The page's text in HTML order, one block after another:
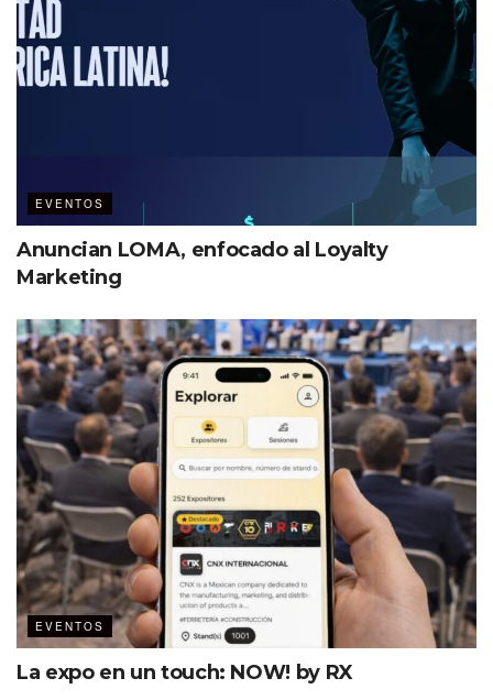
Ver esta publicación en Instagram
En entrevista exclusiva, Juan Enrique Suárez del Real
Tostado, secretario de Turismo de Nayarit, aseguró que
“Gala representa una plataforma clave para acercar a los
hoteleros con compradores internacionales y mostrar el
dinamismo que vive el estado en materia de inversión y
desarrollo turístico”.
EVENTOS
Anuncian LOMA, enfocado al Loyalty
Marketing
EVENTOS
La expo en un touch: NOW! by RX